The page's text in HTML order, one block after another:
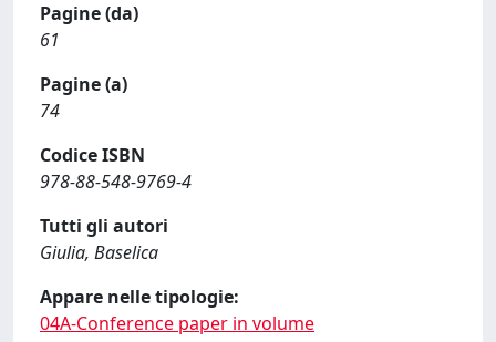
Pagine (da)
61
Pagine (a)
74
Codice ISBN
978-88-548-9769-4
Tutti gli autori
Giulia, Baselica
Appare nelle tipologie:
04A-Conference paper in volume